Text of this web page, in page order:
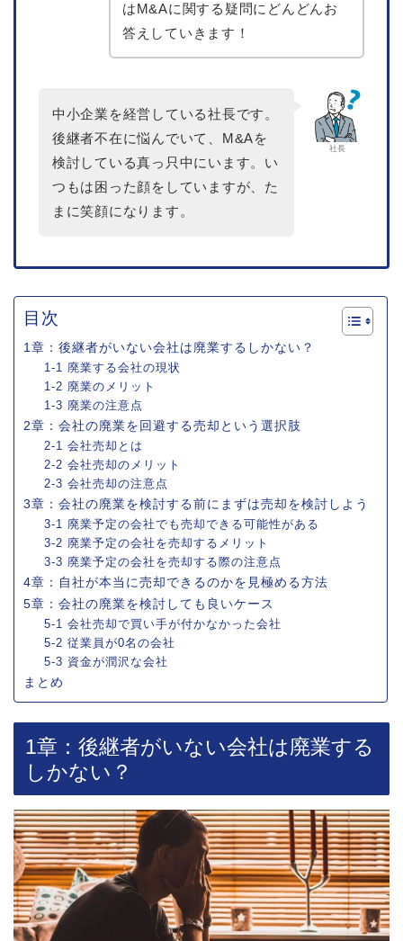
はM&Aに関する疑問にどんどんお
答えしていきます！
社長
中小企業を経営している社長です。
後継者不在に悩んでいて、M&Aを
検討している真っ只中にいます。い
つもは困った顔をしていますが、た
まに笑顔になります。
目次
1章：後継者がいない会社は廃業するしかない？
1-1 廃業する会社の現状
1-2 廃業のメリット
1-3 廃業の注意点
2章：会社の廃業を回避する売却という選択肢
2-1 会社売却とは
2-2 会社売却のメリット
2-3 会社売却の注意点
3章：会社の廃業を検討する前にまずは売却を検討しよう
3-1 廃業予定の会社でも売却できる可能性がある
3-2 廃業予定の会社を売却するメリット
3-3 廃業予定の会社を売却する際の注意点
4章：自社が本当に売却できるのかを見極める方法
5章：会社の廃業を検討しても良いケース
5-1 会社売却で買い手が付かなかった会社
5-2 従業員が0名の会社
5-3 資金が潤沢な会社
まとめ
1章：後継者がいない会社は廃業する
しかない？